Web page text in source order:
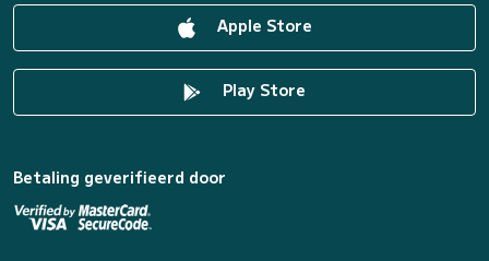
Apple Store
Play Store
Betaling geverifieerd door